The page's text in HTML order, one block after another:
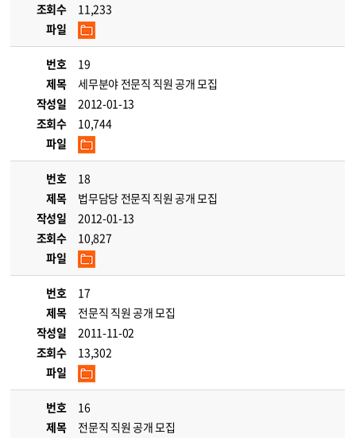
조회수
11,233
파일
번호
19
제목
세무분야 전문직 직원 공개 모집
작성일
2012-01-13
조회수
10,744
파일
번호
18
제목
법무담당 전문직 직원 공개 모집
작성일
2012-01-13
조회수
10,827
파일
번호
17
제목
전문직 직원 공개 모집
작성일
2011-11-02
조회수
13,302
파일
번호
16
제목
전문직 직원 공개 모집